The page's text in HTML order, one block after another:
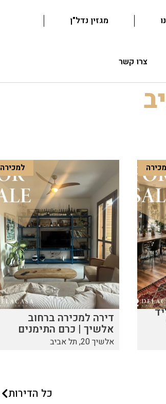
מגזין נדל"ן
צרו קשר
למכירה
דירה למכירה ברחוב
אלשיך | כרם התימנים
אלשיך 20, תל אביב
כל הדירות